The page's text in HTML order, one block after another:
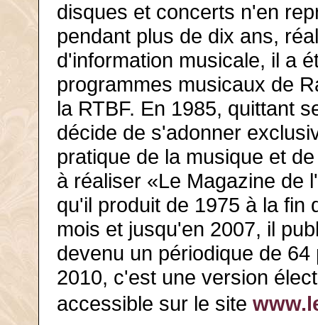
disques et concerts n'en
pendant plus de dix ans,
d'information musicale, il a
programmes musicaux de
la RTBF. En 1985, quittant
décide de s'adonner
pratique de la musique et
à réaliser «Le Magazine de
qu'il produit de 1975 à la fin
mois et jusqu'en 2007, il
devenu un périodique de
2010, c'est une version
accessible sur le site